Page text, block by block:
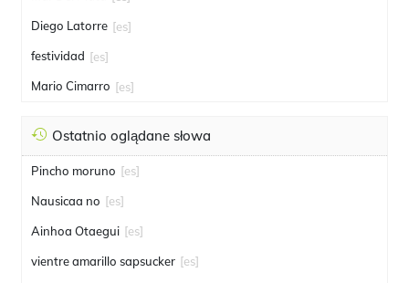
Diego Latorre [es]
festividad [es]
Mario Cimarro [es]
Ostatnio oglądane słowa
Pincho moruno [es]
Nausicaa no [es]
Ainhoa Otaegui [es]
vientre amarillo sapsucker [es]